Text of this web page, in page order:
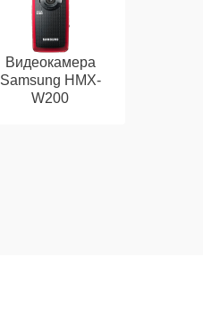
Видеокамера
Samsung HMX-
W200